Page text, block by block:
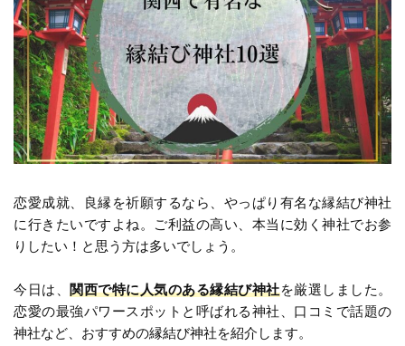
恋愛成就、良縁を祈願するなら、やっぱり有名な縁結び神社
に行きたいですよね。ご利益の高い、本当に効く神社でお参
りしたい！と思う方は多いでしょう。
今日は、 関西で特に人気のある縁結び神社を厳選しました。
恋愛の最強パワースポットと呼ばれる神社、口コミで話題の
神社など、おすすめの縁結び神社を紹介します。